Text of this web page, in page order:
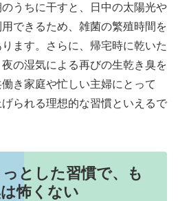
うちに干すと、日中の太陽光や
できるため、雑菌の繁殖時間を
ます。さらに、帰宅時に乾いた
の湿気による再びの生乾き臭を
き家庭や忙しい主婦にとって
られる理想的な習慣といえるで
とした習慣で、も
怖くない